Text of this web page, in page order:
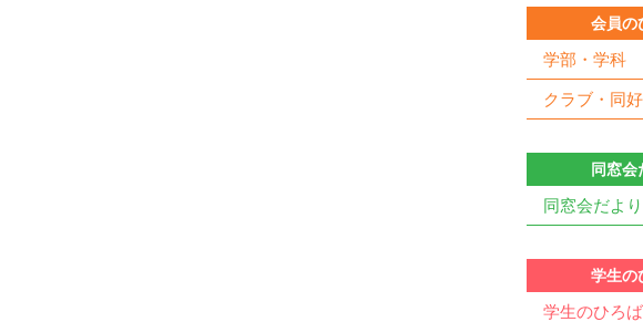
会員の
学部・学科
クラブ・同
同窓会
同窓会だより
学生の
学生のひろば